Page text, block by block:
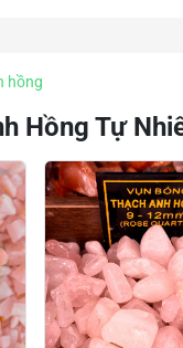
hồng
Hồng Tự